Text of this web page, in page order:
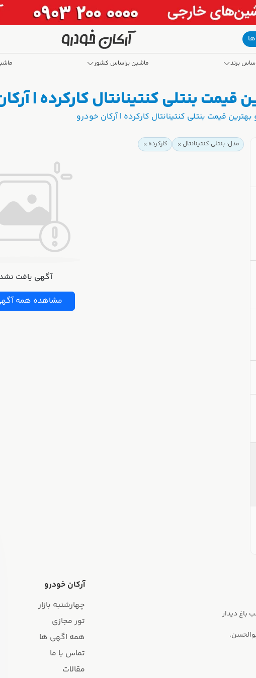
برند ماشین براساس کشور
بنتلی کنتینانتال کارکرده |
قیمت بنتلی کنتینانتال کارکرده | آرکان خودرو
مدل: بنتلی کنتینانتال کارکرده
آگهی یافت
مشاهده همه
آرکان خودرو
چهارشنبه بازار
تور مجازی
همه اگهی ها
تماس با ما
مقالات